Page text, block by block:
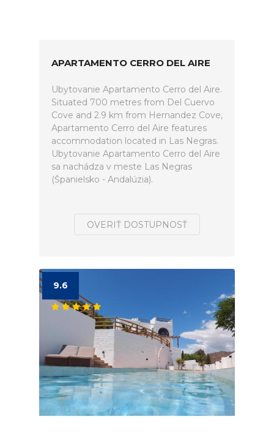
APARTAMENTO CERRO DEL AIRE
Ubytovanie Apartamento Cerro del Aire.
Situated 700 metres from Del Cuervo
Cove and 2.9 km from Hernandez Cove,
Apartamento Cerro del Aire features
accommodation located in Las Negras.
Ubytovanie Apartamento Cerro del Aire
sa nachádza v meste Las Negras
(Španielsko - Andalúzia).
OVERIŤ DOSTUPNOSŤ
9.6